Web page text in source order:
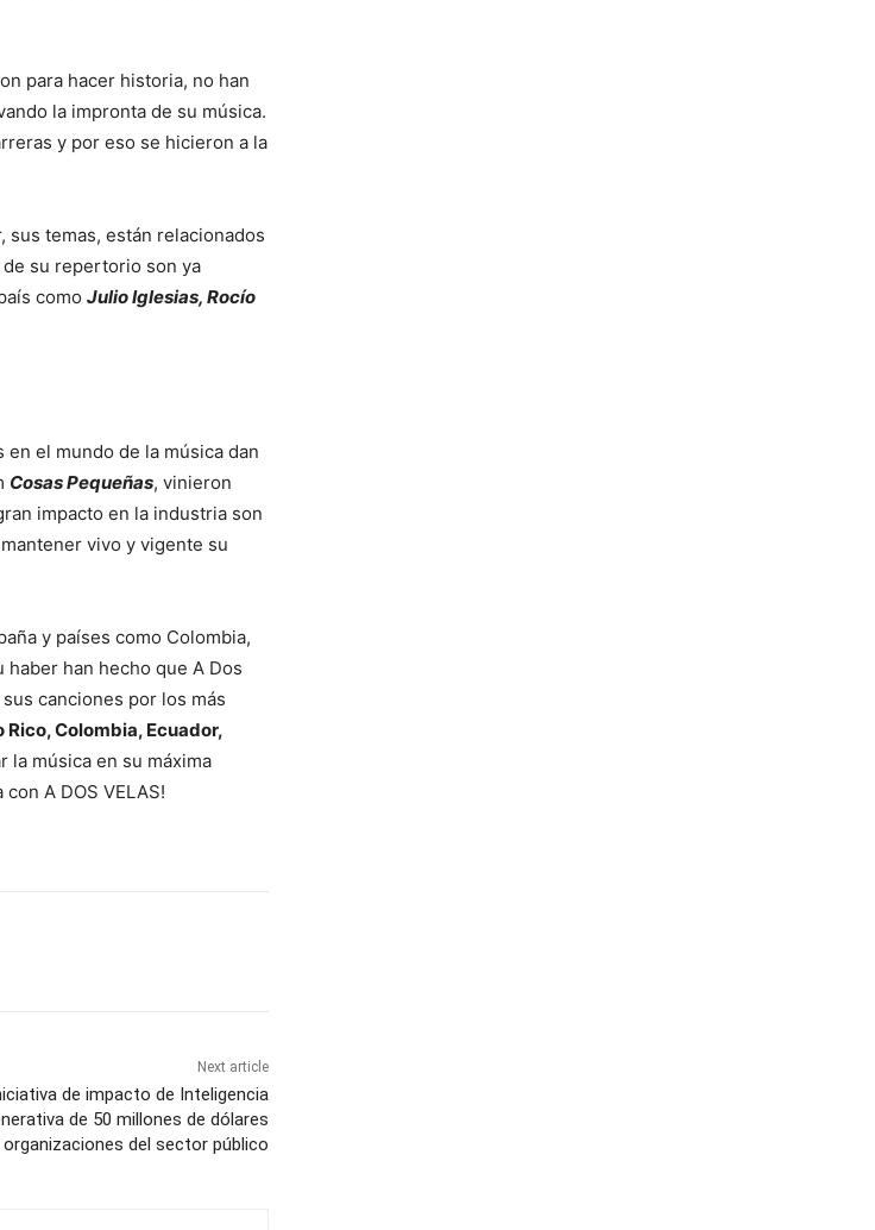
para hacer historia, no han
la impronta de su música.
y por eso se hicieron a la
sus temas, están relacionados
su repertorio son ya
como Julio Iglesias, Rocío
el mundo de la música dan
Cosas Pequeñas, vinieron
impacto en la industria son
vivo y vigente su
y países como Colombia,
han hecho que A Dos
canciones por los más
Rico, Colombia, Ecuador,
la música en su máxima
A DOS VELAS!
Next article
de impacto de Inteligencia
de 50 millones de dólares
organizaciones del sector público